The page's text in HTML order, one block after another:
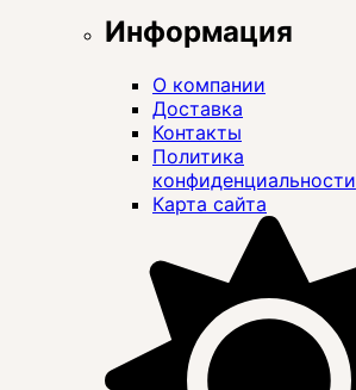
Информация
О компании
Доставка
Контакты
Политика
конфиденциальности
Карта сайта